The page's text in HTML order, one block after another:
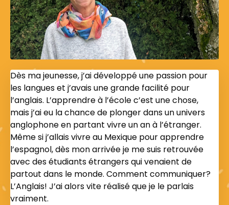
Dès ma jeunesse, j’ai développé une passion pour
les langues et j’avais une grande facilité pour
l’anglais. L’apprendre à l’école c’est une chose,
mais j’ai eu la chance de plonger dans un univers
anglophone en partant vivre un an à l’étranger.
Même si j’allais vivre au Mexique pour apprendre
l’espagnol, dès mon arrivée je me suis retrouvée
avec des étudiants étrangers qui venaient de
partout dans le monde. Comment communiquer?
L’Anglais! J’ai alors vite réalisé que je le parlais
vraiment.